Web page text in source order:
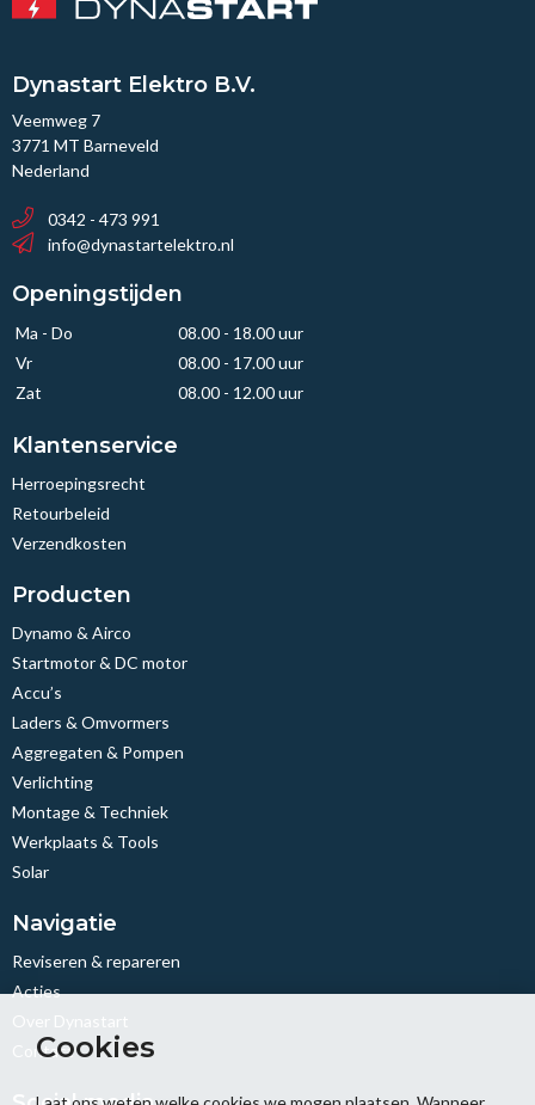
Cookies
Dynastart Elektro B.V.
Veemweg 7
3771 MT Barneveld
Nederland
0342 - 473 991
info@dynastartelektro.nl
Openingstijden
Ma - Do
08.00 - 18.00 uur
Vr
08.00 - 17.00 uur
Zat
08.00 - 12.00 uur
Klantenservice
Herroepingsrecht
Retourbeleid
Verzendkosten
Producten
Dynamo & Airco
Startmotor & DC motor
Accu’s
Laders & Omvormers
Aggregaten & Pompen
Verlichting
Montage & Techniek
Werkplaats & Tools
Solar
Navigatie
Reviseren & repareren
Acties
Contact